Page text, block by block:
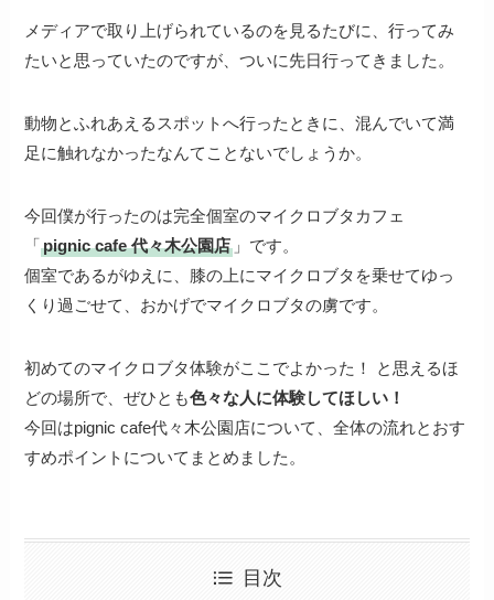
メディアで取り上げられているのを見るたびに、行ってみ
たいと思っていたのですが、ついに先日行ってきました。
動物とふれあえるスポットへ行ったときに、混んでいて満
足に触れなかったなんてことないでしょうか。
今回僕が行ったのは完全個室のマイクロブタカフェ
「pignic cafe 代々木公園店 」です。
個室であるがゆえに、膝の上にマイクロブタを乗せてゆっ
くり過ごせて、おかげでマイクロブタの虜です。
初めてのマイクロブタ体験がここでよかった！ と思えるほ
どの場所で、ぜひとも色々な人に体験してほしい！
今回はpignic cafe代々木公園店について、全体の流れとおす
すめポイントについてまとめました。
目次